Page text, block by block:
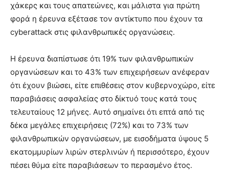
χάκερς και τους απατεώνες, και μάλιστα για πρώτη
φορά η έρευνα εξέτασε τον αντίκτυπο που έχουν τα
cyberattack στις φιλανθρωπικές οργανώσεις.
Η έρευνα διαπίστωσε ότι 19% των φιλανθρωπικών
οργανώσεων και το 43% των επιχειρήσεων ανέφεραν
ότι έχουν βιώσει, είτε επιθέσεις στον κυβερνοχώρο, είτε
παραβιάσεις ασφαλείας στο δίκτυό τους κατά τους
τελευταίους 12 μήνες. Αυτό σημαίνει ότι επτά από τις
δέκα μεγάλες επιχειρήσεις (72%) και το 73% των
φιλανθρωπικών οργανώσεων, με εισοδήματα ύψους 5
εκατομμυρίων λιρών στερλινών ή περισσότερο, έχουν
πέσει θύμα είτε παραβιάσεων το περασμένο έτος.